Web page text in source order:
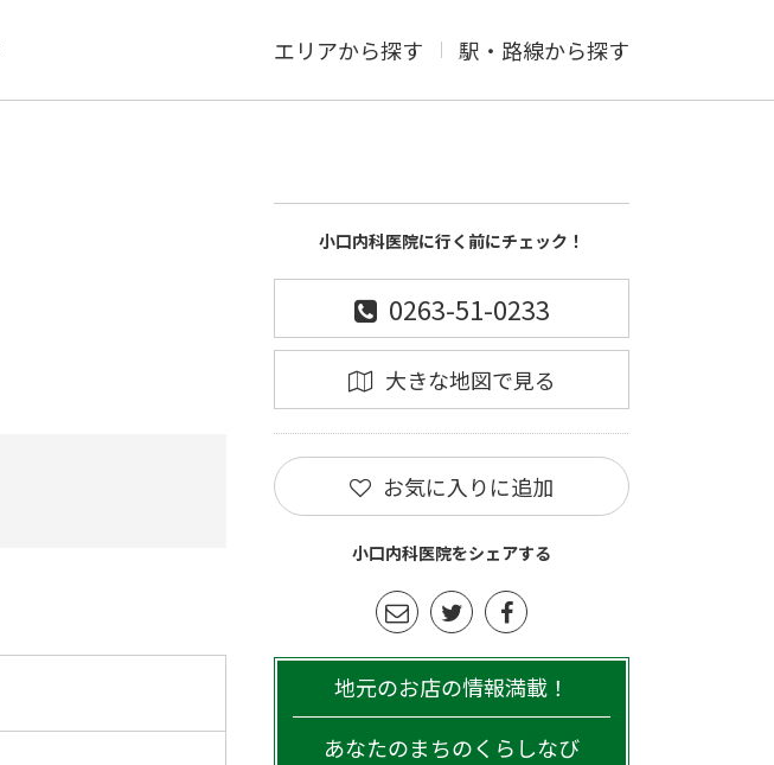
エリアから探す 駅・路線から探す
小口内科医院に行く前にチェック！
0263-51-0233
大きな地図で見る
お気に入りに追加
小口内科医院をシェアする
地元のお店の情報満載！
あなたのまちのくらしなび